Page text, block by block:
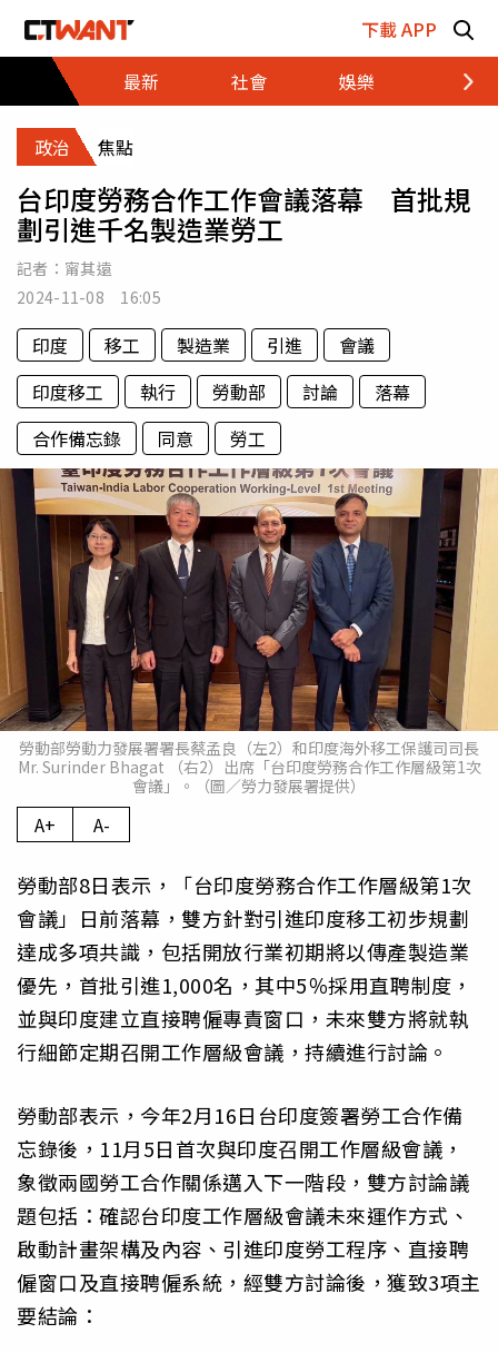
下載 APP
最新
社會 娛樂 財經
政治 焦點
台印度勞務合作工作會議落幕 首批規
劃引進千名製造業勞工
記者： 甯其遠
2024-11-08 16:05
印度 移工 製造業 引進
會議
印度移工
執行 勞動部 討論
落幕
合作備忘錄
同意 勞工
勞動部勞動力發展署署長蔡孟良（左2）和印度海外移工保護司司長
Mr. Surinder Bhagat （右2）出席「台印度勞務合作工作層級第1次
會議」。（圖／勞力發展署提供）
A+ A-
勞動部8日表示，「台印度勞務合作工作層級第1次
會議」日前落幕，雙方針對引進印度移工初步規劃
達成多項共識，包括開放行業初期將以傳產製造業
優先，首批引進1,000名，其中5％採用直聘制度，
並與印度建立直接聘僱專責窗口，未來雙方將就執
行細節定期召開工作層級會議，持續進行討論。
勞動部表示，今年2月16日台印度簽署勞工合作備
忘錄後，11月5日首次與印度召開工作層級會議，
象徵兩國勞工合作關係邁入下一階段，雙方討論議
題包括：確認台印度工作層級會議未來運作方式、
啟動計畫架構及內容、引進印度勞工程序、直接聘
僱窗口及直接聘僱系統，經雙方討論後，獲致3項主
要結論：